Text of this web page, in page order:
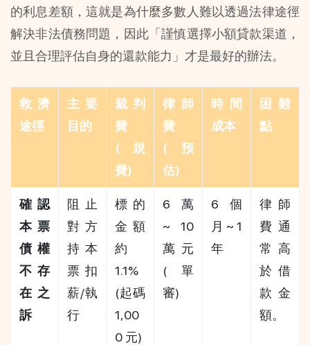
的利息差額，這就是為什麼多數人難以透過法律途徑
解決非法債務問題，因此「謹慎選擇小額貸款渠道，
並且合理評估自身的還款能力」才是最好的辦法。
救濟
途徑
主要
目的
裁判
費
(規
費)
律師
費
(預
估)
時間
成本
困難
點
確認
本票
債權
不存
在之
訴
阻止
對方
持本
票扣
薪/執
行
標的
金額
約
1.1%
(起碼
1,00
0 元)
6 萬
~ 10
萬元
(單
審)
6 個
月 ~ 1
年
律師
費通
常高
於借
款金
額。